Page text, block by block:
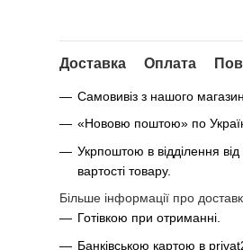
Доставка Оплата
Самовивіз з нашого
«Нововю поштою» по
Укрпоштою в відділення
вартості товару.
Більше інформації про
Готівкою при отриманні.
Банківською картою в